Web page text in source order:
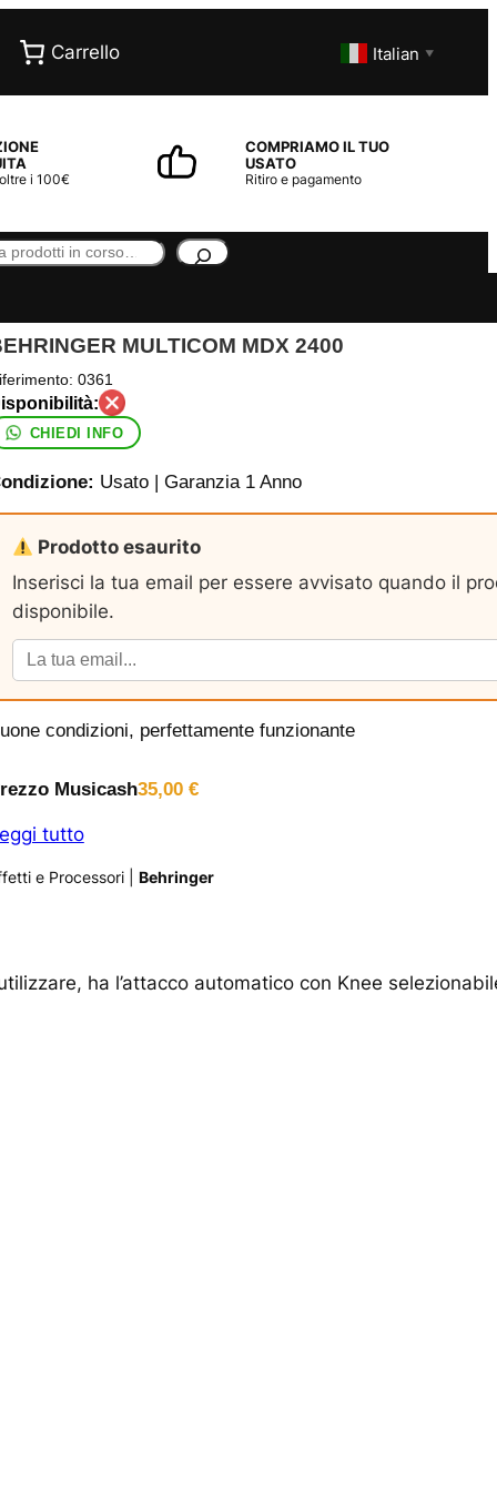
Carrello Italian ▼
i 100€
COMPRIAMO IL TUO
USATO
Ritiro e pagamento
MULTICOM MDX 2400
0361
CHIEDI INFO
Usato | Garanzia 1 Anno
Prodotto esaurito
Inserisci la tua email per essere avvisato quando il
disponibile.
condizioni, perfettamente funzionante
Musicash35,00 €
tutto
e Processori| Behringer
ha l’attacco automatico con Knee